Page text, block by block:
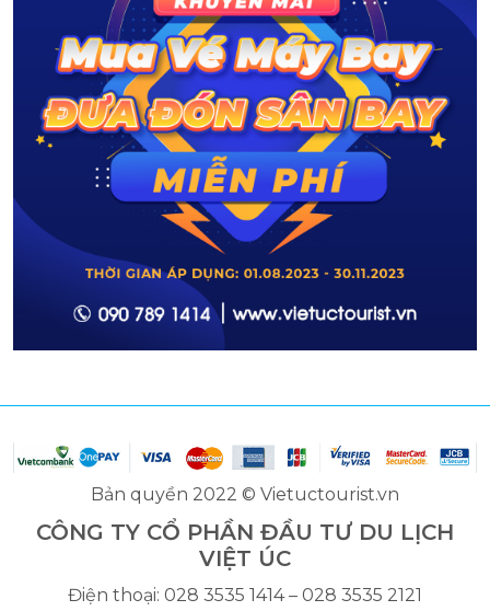
Bản quyền 2022 © Vietuctourist.vn
CÔNG TY CỔ PHẦN ĐẦU TƯ DU LỊCH
VIỆT ÚC
Điện thoại: 028 3535 1414 – 028 3535 2121